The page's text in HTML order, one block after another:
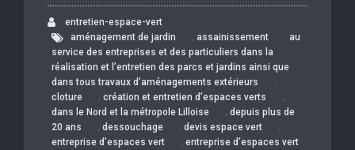
entretien-espace-vert
aménagement de jardin
, assainissement , au
service des entreprises et des particuliers dans la
réalisation et l’entretien des parcs et jardins ainsi que
dans tous travaux d’aménagements extérieurs
,
cloture , création et entretien d’espaces verts ,
dans le Nord et la métropole Lilloise , depuis plus de
20 ans
, dessouchage , devis espace vert ,
entreprise d’espaces vert , entreprise d’espaces vert